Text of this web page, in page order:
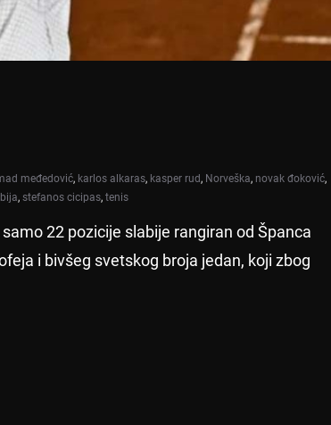
međedović, karlos alkaras, kasper rud, Norveška, novak đoković,
, stefanos cicipas, tenis
22 pozicije slabije rangiran od Španca
i bivšeg svetskog broja jedan, koji zbog